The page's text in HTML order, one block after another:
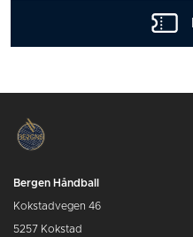
Bergen Håndball
Kokstadvegen 46
5257 Kokstad